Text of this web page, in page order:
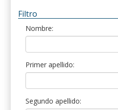
Filtro
Nombre:
Primer apellido:
Segundo apellido: